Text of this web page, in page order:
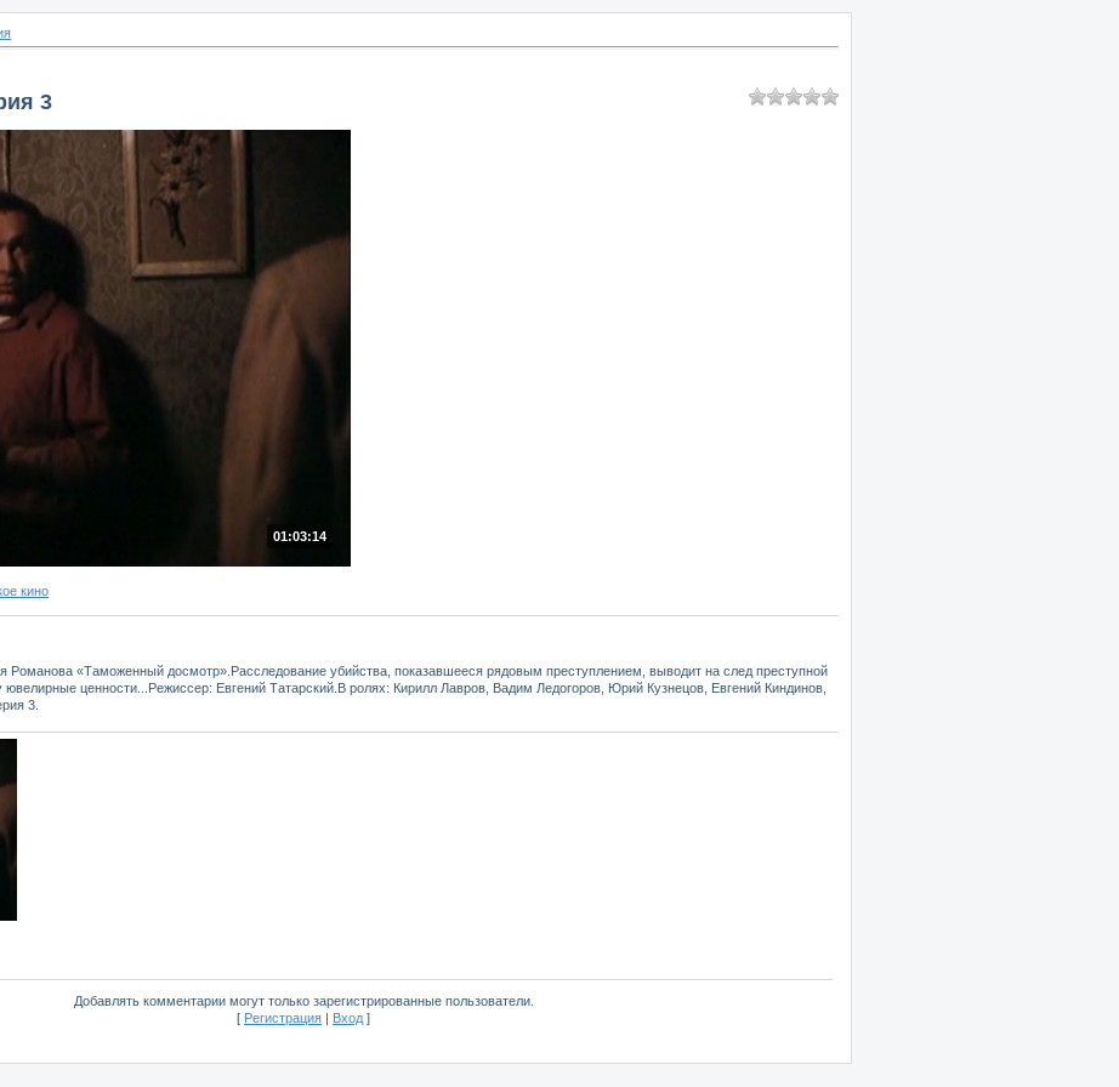
3
01:03:14
кино
Романова «Таможенный досмотр».Расследование убийства, показавшееся рядовым преступлением, выводит на след преступной
ценности...Режиссер: Евгений Татарский.В ролях: Кирилл Лавров, Вадим Ледогоров, Юрий Кузнецов, Евгений Киндинов,
3.
Добавлять комментарии могут только зарегистрированные пользователи.
[ Регистрация | Вход ]